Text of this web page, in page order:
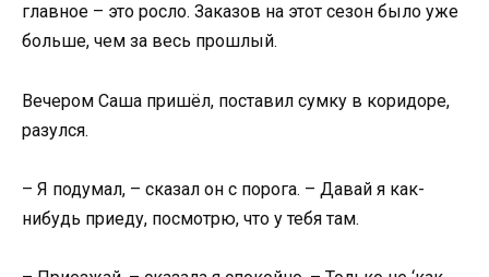
главное – это росло. Заказов на этот сезон было уже
больше, чем за весь прошлый.
Вечером Саша пришёл, поставил сумку в коридоре,
разулся.
– Я подумал, – сказал он с порога. – Давай я как-
нибудь приеду, посмотрю, что у тебя там.